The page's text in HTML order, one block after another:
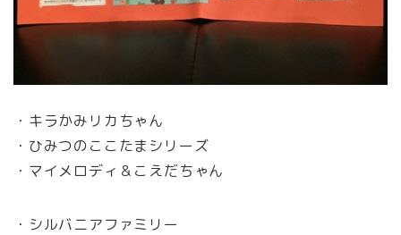
・キラかみリカちゃん
・ひみつのここたまシリーズ
・マイメロディ＆こえだちゃん
・シルバニアファミリー